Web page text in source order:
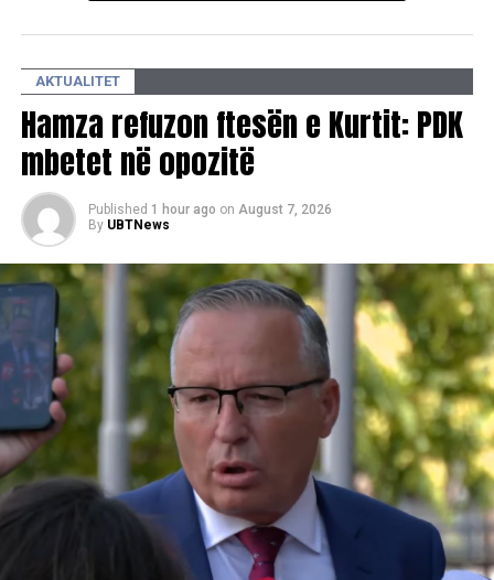
Në pyetjen nëse pret një marrëveshje gjatë ditës apo
seanca duhet të mbahet pa vonesë. “Duhet të ketë seancë
konstitutive. Duhet të ketë seancë konstitutive. Nuk ka
nevojë të vonohet me konstituimin e Kuvendit. Duhet të
votohet kryetari i Kuvendit dhe Kryesia e Kuvendit. LDK-ja
as ka kërkuar, as kërkon që të bëhet ose të ketë vonesa të
tilla”, deklaroi ai.
Abdixhiku shtoi se përgjegjësia për mbarëvajtjen e
procesit bie edhe mbi partinë e parë, duke lënë të
kuptohet se çdo vonesë eventuale nuk duhet të përdoret
për qëllime negociuese. “Por tani, kjo është përgjegjësi
edhe e partisë së parë, e cila qëllon që ka më të vjetrin në
seancë aty, të ulur në karrigen e kryesuesit të Kuvendit.
Por në qoftë se është bërë për taktikë negociuese, le ta
themi shumë qartë: LDK-ja nuk nënshtrohet e Republika
nuk dorëzohet. Prandaj, as nuk nënshtrohemi, as nuk
dorëzohemi”, u shpreh ai.
Lideri i LDK-së bëri me dije se pas takimit do të dalë
AKTUALITET
Hamza refuzon ftesën e Kurtit: PDK
mbetet në opozitë
Published 1 hour ago on August 7, 2026
By UBTNews